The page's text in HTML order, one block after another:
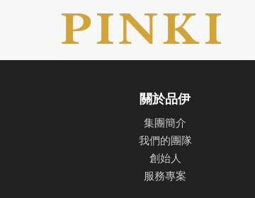
關於品伊
集團簡介
我們的團隊
創始人
服務專案